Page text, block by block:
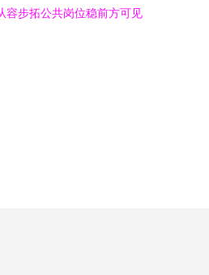
容步拓公共岗位稳前方可见